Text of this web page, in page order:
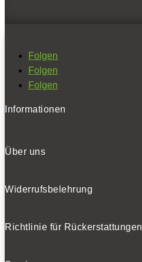
Folgen
Folgen
Folgen
Informationen
Über uns
Widerrufsbelehrung
Richtlinie für Rückerstattungen